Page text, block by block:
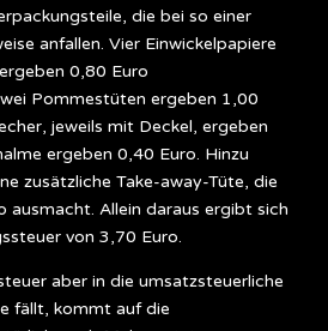
die bei so einer
anfallen. Vier Einwickelpapiere
0,80 Euro
Pommestüten ergeben 1,00
jeweils mit Deckel, ergeben
ergeben 0,40 Euro. Hinzu
zusätzliche Take-away-Tüte, die
ausmacht. Allein daraus ergibt sich
von 3,70 Euro.
aber in die umsatzsteuerliche
fällt, kommt auf die